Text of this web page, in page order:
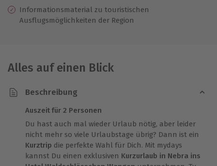
Informationsmaterial zu touristischen
Ausflugsmöglichkeiten der Region
Alles auf einen Blick
Beschreibung
Auszeit für 2 Personen
Du hast auch mal wieder Urlaub nötig, aber leider
nicht mehr so viele Urlaubstage übrig? Dann ist ein
Kurztrip die perfekte Wahl für Dich. Mit mydays
kannst Du einen exklusiven Kurzurlaub in Nebra ins